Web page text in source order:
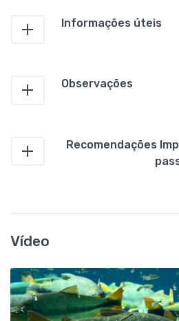
Informações úteis
Observações
Recomendações
Vídeo